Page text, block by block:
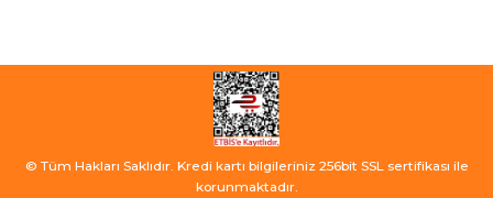
© Tüm Hakları Saklıdır. Kredi kartı bilgileriniz 256bit SSL sertifikası ile
korunmaktadır.